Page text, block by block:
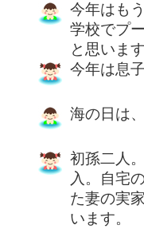
今年はも
学校でプ
と思いま
今年は息
海の日は
初孫二人
入。自宅
た妻の実
います。